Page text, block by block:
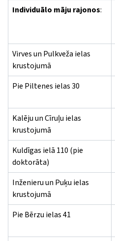
Individuālo māju rajonos:
Virves un Pulkveža ielas
krustojumā
Pie Piltenes ielas 30
Kalēju un Cīruļu ielas
krustojumā
Kuldīgas ielā 110 (pie
doktorāta)
Inženieru un Puķu ielas
krustojumā
Pie Bērzu ielas 41